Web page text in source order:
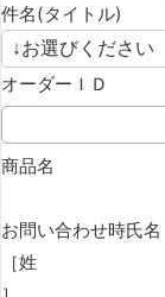
件名(タイトル)
オーダーＩＤ
商品名
お問い合わせ時氏名
［姓